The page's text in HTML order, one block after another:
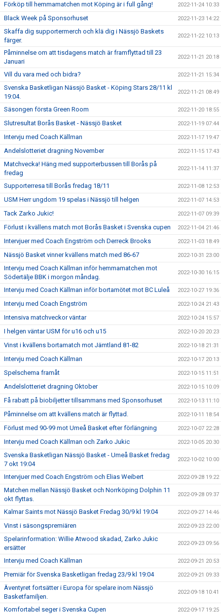
Förköp till hemmamatchen mot Köping är i full gång! 2022-11-24 10:33
Black Week på Sponsorhuset 2022-11-23 14:22
Skaffa dig supportermerch och klä dig i Nässjö Baskets
färger.
2022-11-22 10:13
Påminnelse om att tisdagens match är framflyttad till 23
Januari
2022-11-21 20:18
Vill du vara med och bidra? 2022-11-21 15:34
Svenska Basketligan Nässjö Basket - Köping Stars 28/11 kl
19:04.
2022-11-21 08:49
Säsongen första Green Room 2022-11-20 18:55
Slutresultat Borås Basket - Nässjö Basket 2022-11-19 07:44
Intervju med Coach Källman 2022-11-17 19:47
Andelslotteriet dragning November 2022-11-15 17:43
Matchvecka! Häng med supporterbussen till Borås på
fredag
2022-11-14 11:37
Supporterresa till Borås fredag 18/11 2022-11-08 12:53
USM Herr ungdom 19 spelas i Nässjö till helgen 2022-11-07 14:53
Tack Zarko Jukic! 2022-11-07 09:39
Förlust i kvällens match mot Borås Basket i Svenska cupen 2022-11-04 21:46
Intervjuer med Coach Engström och Derreck Brooks 2022-11-03 18:49
Nässjö Basket vinner kvällens match med 86-67 2022-10-31 23:00
Intervju med Coach Källman inför hemmamatchen mot
Södertälje BBK i morgon måndag.
2022-10-30 16:15
Intervju med Coach Källman inför bortamötet mot BC Luleå 2022-10-27 19:36
Intervju med Coach Engström 2022-10-24 21:43
Intensiva matchveckor väntar 2022-10-24 15:57
I helgen väntar USM för u16 och u15 2022-10-20 20:23
Vinst i kvällens bortamatch mot Jämtland 81-82 2022-10-18 21:31
Intervju med Coach Källman 2022-10-17 20:13
Spelschema framåt 2022-10-15 11:51
Andelslotteriet dragning Oktober 2022-10-15 10:09
Få rabatt på biobiljetter tillsammans med Sponsorhuset 2022-10-13 11:10
Påminnelse om att kvällens match är flyttad. 2022-10-11 18:54
Förlust med 90-99 mot Umeå Basket efter förlängning 2022-10-07 22:28
Intervju med Coach Källman och Zarko Jukic 2022-10-05 20:30
Svenska Basketligan Nässjö Basket - Umeå Basket fredag
7 okt 19:04
2022-10-02 10:00
Intervjuer med Coach Engström och Elias Weibert 2022-09-28 19:22
Matchen mellan Nässjö Basket och Norrköping Dolphin 11
okt flyttas.
2022-09-28 09:37
Kalmar Saints mot Nässjö Basket Fredag 30/9 kl 19:04 2022-09-27 14:46
Vinst i säsongspremiären 2022-09-23 22:00
Spelarinformation: Willie Atwood skadad, Zarko Jukic
ersätter
2022-09-23 09:56
Intervju med Coach Källman 2022-09-21 20:53
Premiär för Svenska Basketligan fredag 23/9 kl 19:04 2022-09-21 09:33
Äventyret fortsätter i Europa för spelare inom Nässjö
Basketfamiljen.
2022-09-18 10:41
Komfortabel seger i Svenska Cupen 2022-09-17 19:25